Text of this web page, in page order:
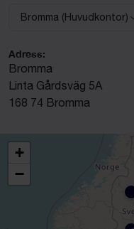
Välj anläggning:
Bromma (Huvudkontor)
Adress:
Bromma
Linta Gårdsväg 5A
168 74 Bromma
+
−